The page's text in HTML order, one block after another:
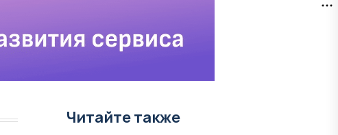
Читайте также